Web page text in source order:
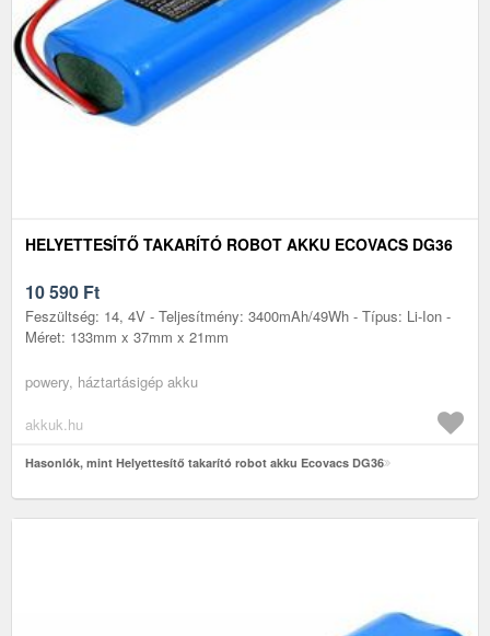
HELYETTESÍTŐ TAKARÍTÓ ROBOT AKKU ECOVACS DG36
10 590 Ft
Feszültség: 14, 4V - Teljesítmény: 3400mAh/49Wh - Típus: Li-Ion -
Méret: 133mm x 37mm x 21mm
powery, háztartásigép akku
akkuk.hu
Hasonlók, mint Helyettesítő takarító robot akku Ecovacs DG36